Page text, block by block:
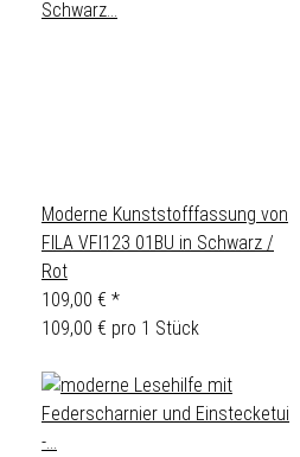
Moderne Kunststofffassung von
FILA VFI123 01BU in Schwarz /
Rot
109,00 € *
109,00 € pro 1 Stück